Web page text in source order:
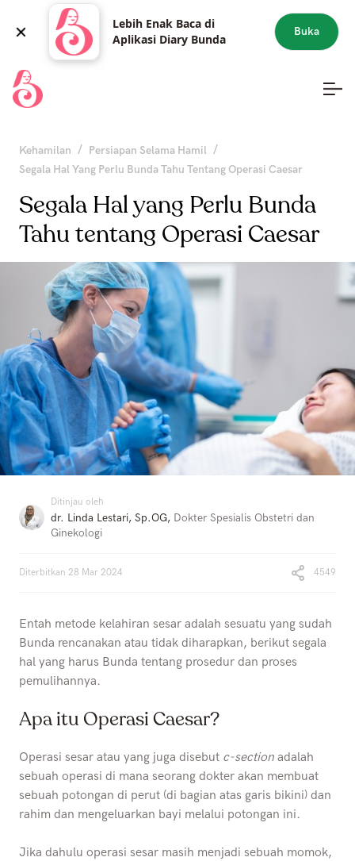
Lebih Enak Baca di
Aplikasi Diary Bunda
Buka
Kehamilan / Persiapan Selama Hamil /
Segala Hal Yang Perlu Bunda Tahu Tentang Operasi Caesar
Segala Hal yang Perlu Bunda
Tahu tentang Operasi Caesar
Ditinjau oleh
dr. Linda Lestari, Sp.OG, Dokter Spesialis Obstetri dan
Ginekologi
Diterbitkan 28 Mar 2024 4549
Entah metode kelahiran sesar adalah sesuatu yang sudah
Bunda rencanakan atau tidak diharapkan, berikut segala
hal yang harus Bunda tentang prosedur dan proses
pemulihannya.
Apa itu Operasi Caesar?
Operasi sesar atau yang juga disebut c-section adalah
sebuah operasi di mana seorang dokter akan membuat
sebuah potongan di perut (di bagian atas garis bikini) dan
rahim dan mengeluarkan bayi melalui potongan ini.
Jika dahulu operasi sesar masih menjadi sebuah momok,